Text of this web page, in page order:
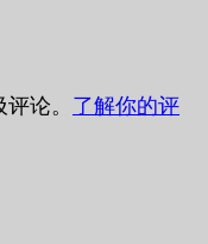
论。 了解你的评